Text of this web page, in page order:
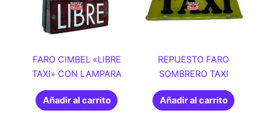
FARO CIMBEL «LIBRE
TAXI» CON LAMPARA
Añadir al carrito
REPUESTO FARO
SOMBRERO TAXI
Añadir al carrito